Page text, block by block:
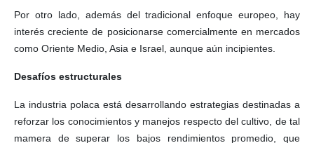
Por otro lado, además del tradicional enfoque europeo, hay
interés creciente de posicionarse comercialmente en mercados
como Oriente Medio, Asia e Israel, aunque aún incipientes.
Desafíos estructurales
La industria polaca está desarrollando estrategias destinadas a
reforzar los conocimientos y manejos respecto del cultivo, de tal
mamera de superar los bajos rendimientos promedio, que